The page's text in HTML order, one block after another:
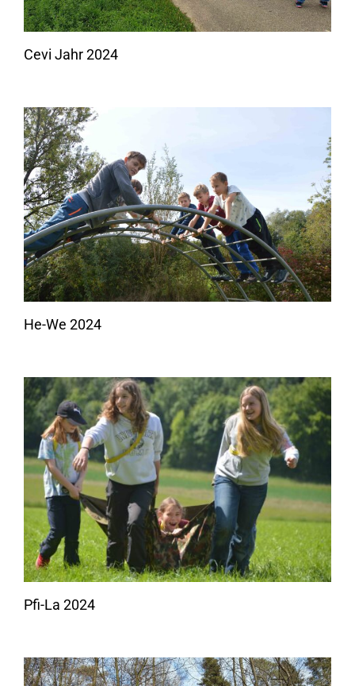
Cevi Jahr 2024
He-We 2024
Pfi-La 2024